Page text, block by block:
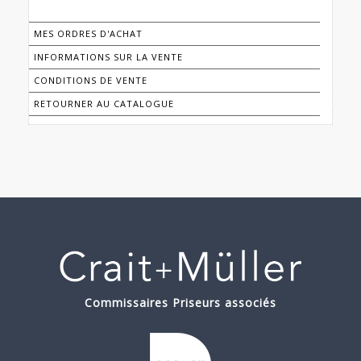
MES ORDRES D'ACHAT
INFORMATIONS SUR LA VENTE
CONDITIONS DE VENTE
RETOURNER AU CATALOGUE
Commissaires Priseurs associés